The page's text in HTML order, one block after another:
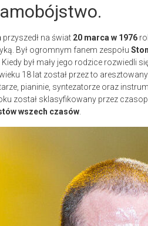
przyszedł na świat 20 marca w 1976
Był ogromnym fanem zespołu
. Kiedy był mały jego rodzice rozwiedli
wieku 18 lat został przez to
pianinie, syntezatorze oraz
został sklasyfikowany przez
wszech czasów